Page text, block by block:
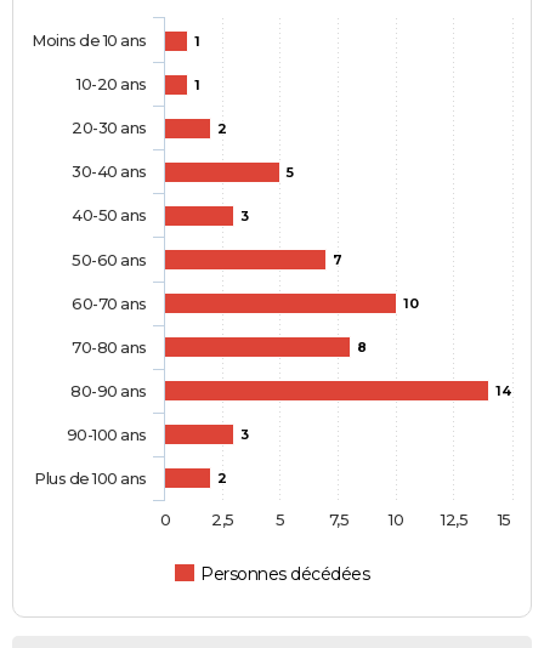
1
1
2
5
3
7
10
8
14
3
2
Personnes décédées
Moins de 10 ans
10-20 ans
20-30 ans
30-40 ans
40-50 ans
50-60 ans
60-70 ans
70-80 ans
80-90 ans
90-100 ans
Plus de 100 ans
0 2,5 5 7,5 10 12,5 15